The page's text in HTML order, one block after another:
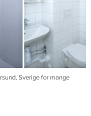
Sverige for mange